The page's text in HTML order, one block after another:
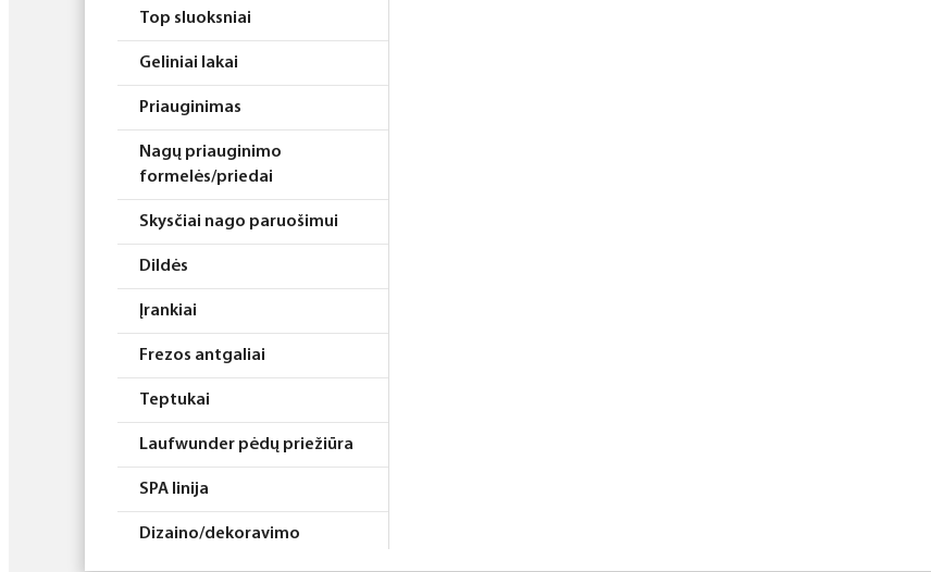
Top sluoksniai
Geliniai lakai
Priauginimas
Nagų priauginimo
formelės/priedai
Skysčiai nago paruošimui
Dildės
Įrankiai
Frezos antgaliai
Teptukai
Laufwunder pėdų priežiūra
SPA linija
Dizaino/dekoravimo